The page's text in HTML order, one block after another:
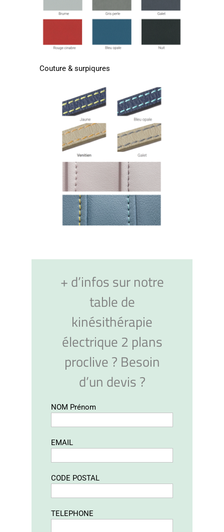
Couture & surpiqures
+ d’infos sur notre
table de
kinésithérapie
électrique 2 plans
proclive ? Besoin
d’un devis ?
NOM Prénom
EMAIL
CODE POSTAL
TELEPHONE